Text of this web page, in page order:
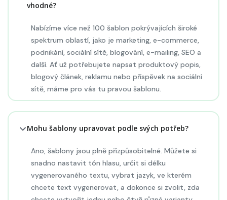
vhodné?
Nabízíme více než 100 šablon pokrývajících široké
spektrum oblastí, jako je marketing, e-commerce,
podnikání, sociální sítě, blogování, e-mailing, SEO a
další. Ať už potřebujete napsat produktový popis,
blogový článek, reklamu nebo příspěvek na sociální
sítě, máme pro vás tu pravou šablonu.
Mohu šablony upravovat podle svých potřeb?
Ano, šablony jsou plně přizpůsobitelné. Můžete si
snadno nastavit tón hlasu, určit si délku
vygenerovaného textu, vybrat jazyk, ve kterém
chcete text vygenerovat, a dokonce si zvolit, zda